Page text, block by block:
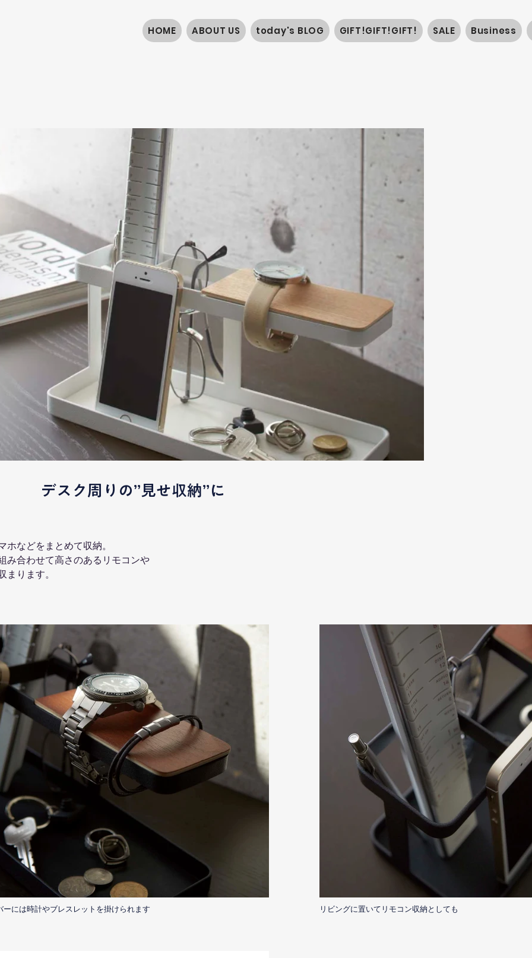
HOME ABOUT US today's BLOG GIFT!GIFT!GIFT! SALE Business
デスク周りの”見せ収納”に
ホなどをまとめて収納。
み合わせて高さのあるリモコンや
まります。
ーには時計やブレスレットを掛けられます リビングに置いてリモコン収納としても